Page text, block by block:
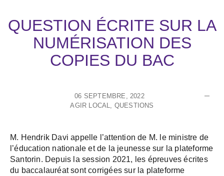
QUESTION ÉCRITE SUR LA
NUMÉRISATION DES
COPIES DU BAC
06 SEPTEMBRE, 2022
AGIR LOCAL
QUESTIONS
M. Hendrik Davi appelle l’attention de M. le ministre de
l’éducation nationale et de la jeunesse sur la plateforme
Santorin. Depuis la session 2021, les épreuves écrites
du baccalauréat sont corrigées sur la plateforme